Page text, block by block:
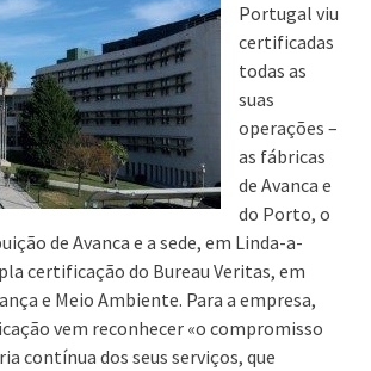
Portugal viu
certificadas
todas as
suas
operações –
as fábricas
de Avanca e
do Porto, o
de Avanca e a sede, em Linda-a-
certificação do Bureau Veritas, em
e Meio Ambiente. Para a empresa,
vem reconhecer «o compromisso
contínua dos seus serviços, que